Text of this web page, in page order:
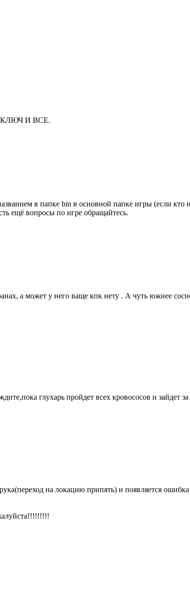
И ВСЕ.
в папке bin в основной папке игры (если кто
ещё вопросы по игре обращайтесь.
а может у него ваще кпк нету . А чуть южнее
глухарь пройдет всех кровососов и зайдет за
на локацию припять) и появляется